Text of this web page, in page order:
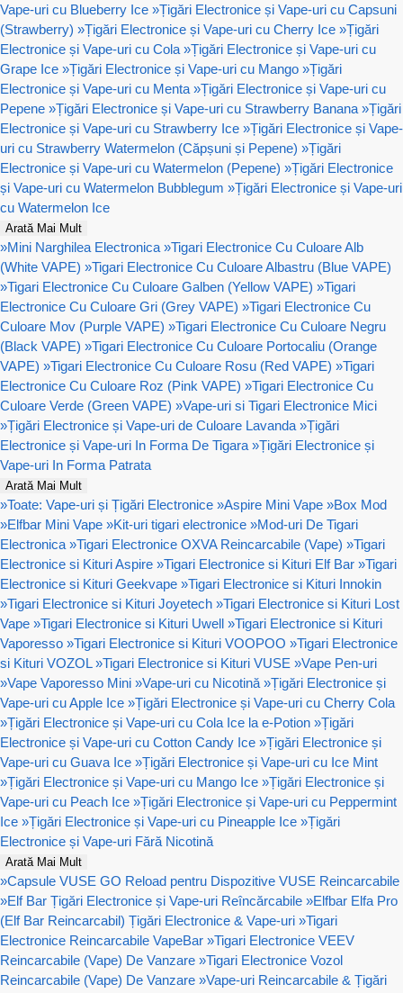
Vape-uri cu Blueberry Ice »Țigări Electronice și Vape-uri cu Capsuni
(Strawberry) »Țigări Electronice și Vape-uri cu Cherry Ice »Țigări
Electronice și Vape-uri cu Cola »Țigări Electronice și Vape-uri cu
Grape Ice »Țigări Electronice și Vape-uri cu Mango »Țigări
Electronice și Vape-uri cu Menta »Țigări Electronice și Vape-uri cu
Pepene »Țigări Electronice și Vape-uri cu Strawberry Banana »Țigări
Electronice și Vape-uri cu Strawberry Ice »Țigări Electronice și Vape-
uri cu Strawberry Watermelon (Căpșuni și Pepene) »Țigări
Electronice și Vape-uri cu Watermelon (Pepene) »Țigări Electronice
și Vape-uri cu Watermelon Bubblegum »Țigări Electronice și Vape-uri
cu Watermelon Ice
Arată Mai Mult
»Mini Narghilea Electronica »Tigari Electronice Cu Culoare Alb
(White VAPE) »Tigari Electronice Cu Culoare Albastru (Blue VAPE)
»Tigari Electronice Cu Culoare Galben (Yellow VAPE) »Tigari
Electronice Cu Culoare Gri (Grey VAPE) »Tigari Electronice Cu
Culoare Mov (Purple VAPE) »Tigari Electronice Cu Culoare Negru
(Black VAPE) »Tigari Electronice Cu Culoare Portocaliu (Orange
VAPE) »Tigari Electronice Cu Culoare Rosu (Red VAPE) »Tigari
Electronice Cu Culoare Roz (Pink VAPE) »Tigari Electronice Cu
Culoare Verde (Green VAPE) »Vape-uri si Tigari Electronice Mici
»Țigări Electronice și Vape-uri de Culoare Lavanda »Țigări
Electronice și Vape-uri In Forma De Tigara »Țigări Electronice și
Vape-uri In Forma Patrata
Arată Mai Mult
»Toate: Vape-uri și Țigări Electronice »Aspire Mini Vape »Box Mod
»Elfbar Mini Vape »Kit-uri tigari electronice »Mod-uri De Tigari
Electronica »Tigari Electronice OXVA Reincarcabile (Vape) »Tigari
Electronice si Kituri Aspire »Tigari Electronice si Kituri Elf Bar »Tigari
Electronice si Kituri Geekvape »Tigari Electronice si Kituri Innokin
»Tigari Electronice si Kituri Joyetech »Tigari Electronice si Kituri Lost
Vape »Tigari Electronice si Kituri Uwell »Tigari Electronice si Kituri
Vaporesso »Tigari Electronice si Kituri VOOPOO »Tigari Electronice
si Kituri VOZOL »Tigari Electronice si Kituri VUSE »Vape Pen-uri
»Vape Vaporesso Mini »Vape-uri cu Nicotină »Țigări Electronice și
Vape-uri cu Apple Ice »Țigări Electronice și Vape-uri cu Cherry Cola
»Țigări Electronice și Vape-uri cu Cola Ice la e-Potion »Țigări
Electronice și Vape-uri cu Cotton Candy Ice »Țigări Electronice și
Vape-uri cu Guava Ice »Țigări Electronice și Vape-uri cu Ice Mint
»Țigări Electronice și Vape-uri cu Mango Ice »Țigări Electronice și
Vape-uri cu Peach Ice »Țigări Electronice și Vape-uri cu Peppermint
Ice »Țigări Electronice și Vape-uri cu Pineapple Ice »Țigări
Electronice și Vape-uri Fără Nicotină
Arată Mai Mult
»Capsule VUSE GO Reload pentru Dispozitive VUSE Reincarcabile
»Elf Bar Țigări Electronice și Vape-uri Reîncărcabile »Elfbar Elfa Pro
(Elf Bar Reincarcabil) Țigări Electronice & Vape-uri »Tigari
Electronice Reincarcabile VapeBar »Tigari Electronice VEEV
Reincarcabile (Vape) De Vanzare »Tigari Electronice Vozol
Reincarcabile (Vape) De Vanzare »Vape-uri Reincarcabile & Țigări